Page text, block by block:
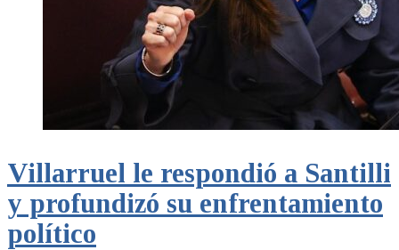
Villarruel le respondió a Santilli
y profundizó su enfrentamiento
político